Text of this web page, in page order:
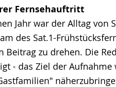
Fernsehauftritt
Jahr war der Alltag
des Sat.1-
Beitrag zu drehen. Die
- das Ziel der